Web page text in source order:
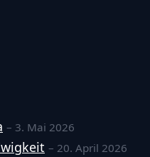
– 3. Mai 2026
– 20. April 2026